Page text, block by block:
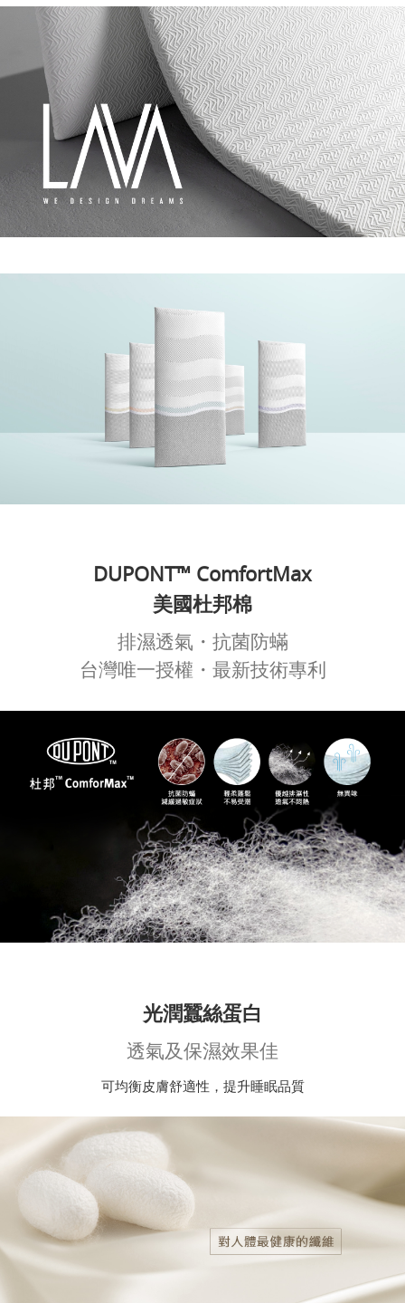
DUPONT™ ComfortMax
美國杜邦棉
排濕透氣・抗菌防蟎
台灣唯一授權・最新技術專利
光潤蠶絲蛋白
透氣及保濕效果佳
可均衡皮膚舒適性，提升睡眠品質